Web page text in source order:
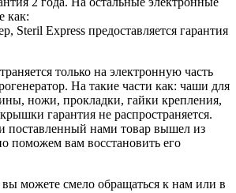
как:
Steril Express предоставляется гарантия
только на электронную часть
На такие части как: чаши для
ножи, прокладки, гайки крепления,
гарантия не распространяется.
поставленный нами товар вышел из
поможем вам восстановить его
можете смело обращаться к нам или в